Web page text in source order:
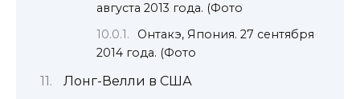
августа 2013 года. (Фото
Онтакэ, Япония. 27 сентября
2014 года. (Фото
Лонг-Велли в США